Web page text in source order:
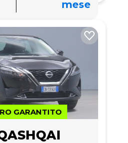
mese
GARANTITO